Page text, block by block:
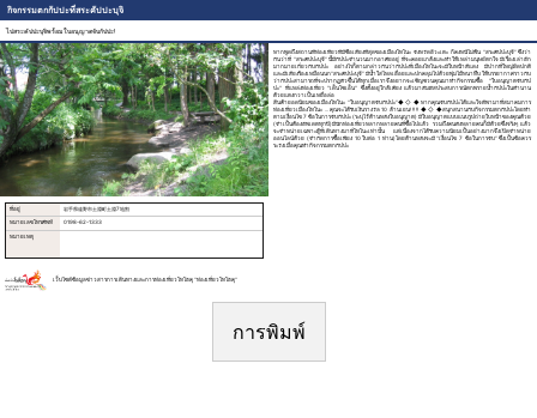
กิจกรรมตกกัปปะที่สระคัปปะบุจิ
ไปสระคัปปะบุจิพร้อมใบอนุญาตจับกัปปะ!
หากพูดถึงสถานที่ท่องเที่ยวที่มีชื่อเสียงที่สุดของเมืองโทโนะ จังหวัดอิวะเตะ ก็คงหนีไม่พ้น “สระคัปปะบุจิ” ซึ่งว่า
กันว่าที่ “สระคัปปะบุจิ” นี้มีกัปปะจำนวนมากอาศัยอยู่ ที่จะคอยแกล้งและทำให้เหล่ามนุษย์ตกใจ มีเรื่องเล่าอีก
มากมายเกี่ยวกับกัปปะ อย่างไรก็ตามกล่าวกันว่ากัปปะที่เมืองโทโนะจะมีใบหน้าสีแดง มีปากที่ใหญ่ผิดปกติ
และมีเสียงร้องเหมือนนก“สระคัปปะบุจิ” มีน้ำใสไหลเอื่อยและปกคลุมไปด้วยพุ่มไม้หนาทึบ ให้บรรยากาศราวกับ
ว่ากัปปะสามารถที่จะปรากฏตัวขึ้นได้ทุกเมื่อเราจึงอยากจะเชิญชวนคุณมาทำกิจกรรมซื้อ "ใบอนุญาตจับกัป
ปะ" ที่แหล่งท่องเที่ยว "เด็นโชเอ็น" ซึ่งตั้งอยู่ใกล้เคียง แล้วมาสัมผัสประสบการณ์ตกพรายน้ำกัปปะในตำนาน
ด้วยแตงกวาเป็นเหยื่อล่อ
สินค้ายอดนิยมของเมืองโทโนะ “ใบอนุญาตจับกัปปะ”◆ ◇ ◆ หากคุณจับกัปปะได้และใจดีพามาที่สมาคมการ
ท่องเที่ยวเมืองโทโนะ ... คุณจะได้รับเงินรางวัล 10 ล้านเยน! !! !! ◆ ◇ ◆สนุกสนานกับกิจกรรมตกกัปปะโดยทำ
ตามเงื่อนไข 7 ข้อในการจับกัปปะ (ระบุไว้ด้านหลังใบอนุญาต) มีใบอนุญาตแบบแนบรูปถ่ายใบหน้าของคุณด้วย
(จำเป็นต้องอัพเดตทุกปี)มีนักท่องเที่ยวหลากหลายคนที่ซื้อไปแล้ว รวมถึงคนดังหลายคนก็มีด้วยซึ่งจริงๆ แล้ว
จะจำหน่ายเฉพาะผู้ที่เดินทางมาที่โทโนะเท่านั้น แต่เนื่องจากได้รับความนิยมเป็นอย่างมากจึงเปิดจำหน่าย
ออนไลน์ด้วย (จำกัดการซื้อเพียง 10 ใบต่อ 1 ท่าน)โดยด้านหลังจะมี “เงื่อนไข 7 ข้อในการจับ” ซึ่งเป็นข้อควร
ระวังเมื่อคุณทำกิจกรรมตกกัปปะ
ที่อยู่ 岩手県遠野市土淵町土淵7地割
หมายเลขโทรศัพท์ 0198-62-1333
หมายเหตุ
เว็บไซต์ข้อมูลข่าวสารการเดินทางและการท่องเที่ยวโทโฮคุ “ท่องเที่ยวโทโฮคุ“
การพิมพ์